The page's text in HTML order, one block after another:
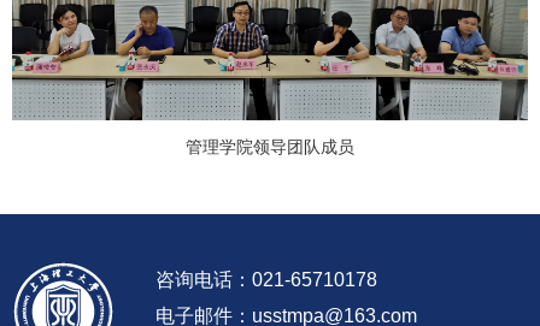
管理学院领导团队成员
咨询电话：021-65710178
电子邮件：usstmpa@163.com